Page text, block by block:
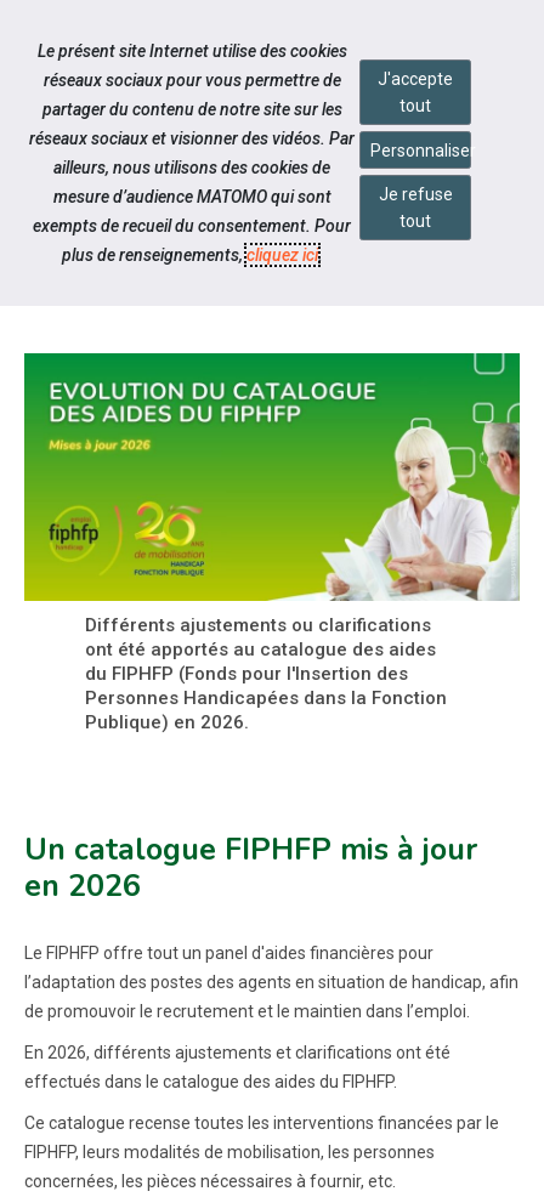
Aller au contenu
Notre actualité
EVOLUTION DU CATALOGUE DES
Différents ajustements ou clarifications
ont été apportés au catalogue des aides
du FIPHFP (Fonds pour l'Insertion des
Personnes Handicapées dans la Fonction
Publique) en 2026.
Un catalogue FIPHFP mis à jour
en 2026
Le FIPHFP offre tout un panel d'aides financières pour
l’adaptation des postes des agents en situation de handicap, afin
de promouvoir le recrutement et le maintien dans l’emploi.
En 2026, différents ajustements et clarifications ont été
effectués dans le catalogue des aides du FIPHFP.
Ce catalogue recense toutes les interventions financées par le
FIPHFP, leurs modalités de mobilisation, les personnes
concernées, les pièces nécessaires à fournir, etc.
Le présent site Internet utilise des cookies
réseaux sociaux pour vous permettre de
partager du contenu de notre site sur les
réseaux sociaux et visionner des vidéos. Par
ailleurs, nous utilisons des cookies de
mesure d’audience MATOMO qui sont
exempts de recueil du consentement. Pour
plus de renseignements,cliquez ici.
J'accepte
tout
Personnaliser
Je refuse
tout